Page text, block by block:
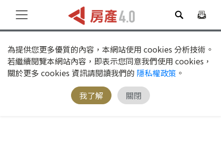
為提供您更多優質的內容，本網站使用 cookies 分析技術。
若繼續閱覽本網站內容，即表示您同意我們使用 cookies，
關於更多 cookies 資訊請閱讀我們的 隱私權政策 。
我了解
關閉